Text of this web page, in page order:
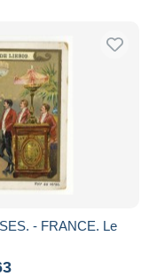
- FRANCE. Le